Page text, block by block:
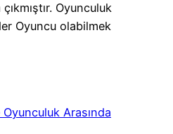
Oyunculuk
Oyuncu olabilmek